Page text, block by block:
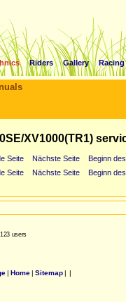
Riders Gallery Racing
XV1000(TR1)
Seite Nächste Seite Beginn
Seite Nächste Seite Beginn
123 users
| Home| Sitemap| |